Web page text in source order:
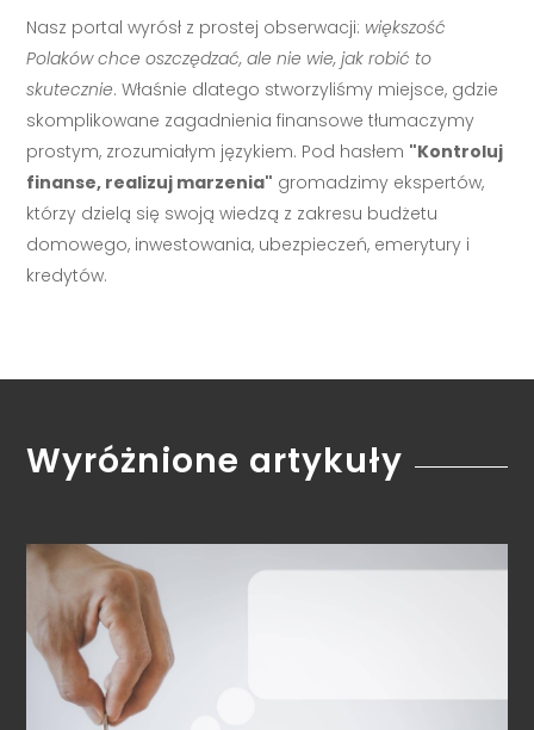
Nasz portal wyrósł z prostej obserwacji: większość
Polaków chce oszczędzać, ale nie wie, jak robić to
skutecznie. Właśnie dlatego stworzyliśmy miejsce, gdzie
skomplikowane zagadnienia finansowe tłumaczymy
prostym, zrozumiałym językiem. Pod hasłem "Kontroluj
finanse, realizuj marzenia" gromadzimy ekspertów,
którzy dzielą się swoją wiedzą z zakresu budżetu
domowego, inwestowania, ubezpieczeń, emerytury i
kredytów.
Wyróżnione artykuły